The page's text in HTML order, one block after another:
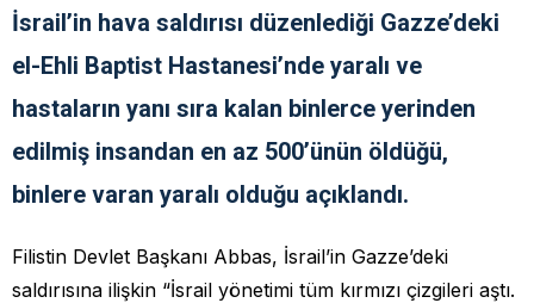
İsrail’in hava saldırısı düzenlediği Gazze’deki
el-Ehli Baptist Hastanesi’nde yaralı ve
hastaların yanı sıra kalan binlerce yerinden
edilmiş insandan en az 500’ünün öldüğü,
binlere varan yaralı olduğu açıklandı.
Filistin Devlet Başkanı Abbas, İsrail’in Gazze’deki
saldırısına ilişkin “İsrail yönetimi tüm kırmızı çizgileri aştı.